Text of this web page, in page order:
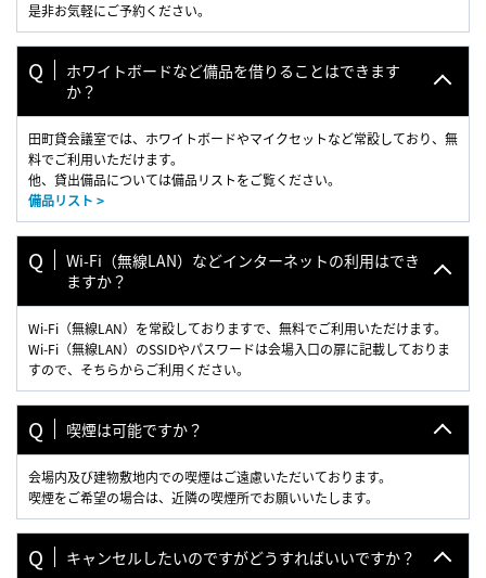
是非お気軽にご予約ください。
ホワイトボードなど備品を借りることはできます
か？
田町貸会議室では、ホワイトボードやマイクセットなど常設しており、無
料でご利用いただけます。
他、貸出備品については備品リストをご覧ください。
備品リスト >
Wi-Fi（無線LAN）などインターネットの利用はでき
ますか？
Wi-Fi（無線LAN）を常設しておりますで、無料でご利用いただけます。
Wi-Fi（無線LAN）のSSIDやパスワードは会場入口の扉に記載しておりま
すので、そちらからご利用ください。
喫煙は可能ですか？
会場内及び建物敷地内での喫煙はご遠慮いただいております。
喫煙をご希望の場合は、近隣の喫煙所でお願いいたします。
キャンセルしたいのですがどうすればいいですか？